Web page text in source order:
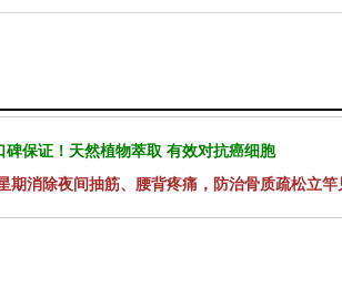
碑保证！天然植物萃取 有效对抗癌细胞
期消除夜间抽筋、腰背疼痛，防治骨质疏松立竿